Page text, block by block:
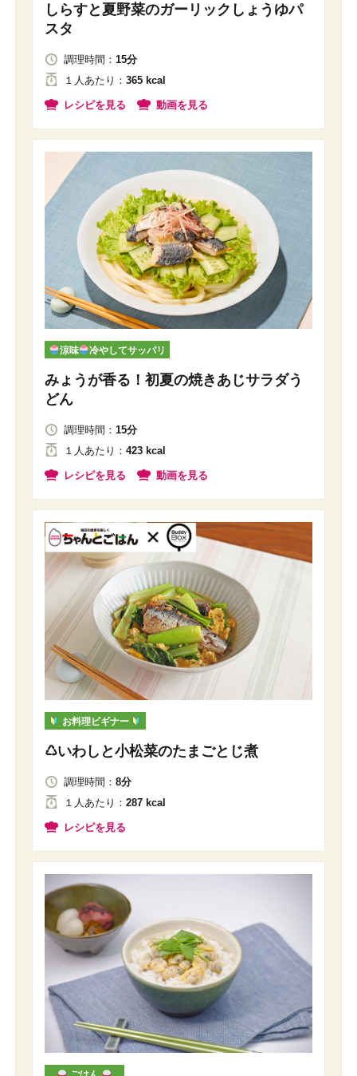
しらすと夏野菜のガーリックしょうゆパ
スタ
調理時間： 15分
１人 あたり ： 365 kcal
レシピを見る 動画を見る
涼味 冷やしてサッパリ
みょうが香る！初夏の焼きあじサラダう
どん
調理時間： 15分
１人あたり ： 423 kcal
レシピを見る 動画を見る
お料理ビギナー
♺いわしと小松菜のたまごとじ煮
調理時間： 8分
１人 あたり ： 287 kcal
レシピを見る